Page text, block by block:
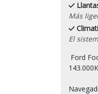
Más
El